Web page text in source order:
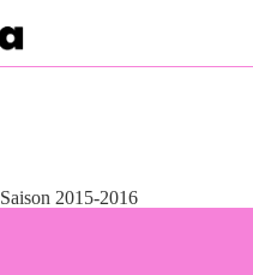
Saison 2015-2016